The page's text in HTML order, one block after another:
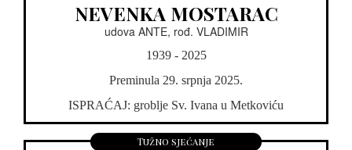
NEVENKA MOSTARAC
udova ANTE, rođ. VLADIMIR
1939 - 2025
Preminula 29. srpnja 2025.
ISPRAĆAJ: groblje Sv. Ivana u Metkoviću
Tužno sjećanje